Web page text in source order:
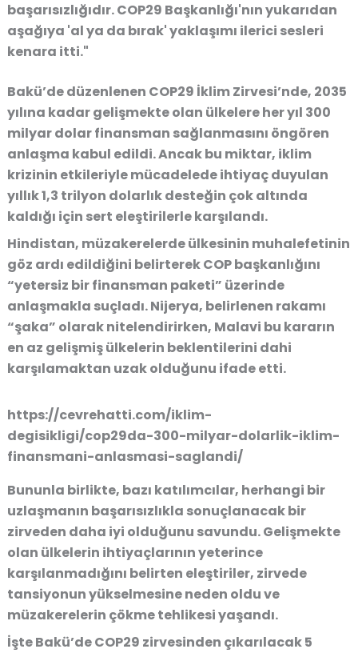
başarısızlığıdır. COP29 Başkanlığı'nın yukarıdan
aşağıya 'al ya da bırak' yaklaşımı ilerici sesleri
kenara itti."
Bakü’de düzenlenen COP29 İklim Zirvesi’nde, 2035
yılına kadar gelişmekte olan ülkelere her yıl 300
milyar dolar finansman sağlanmasını öngören
anlaşma kabul edildi. Ancak bu miktar, iklim
krizinin etkileriyle mücadelede ihtiyaç duyulan
yıllık 1,3 trilyon dolarlık desteğin çok altında
kaldığı için sert eleştirilerle karşılandı.
Hindistan, müzakerelerde ülkesinin muhalefetinin
göz ardı edildiğini belirterek COP başkanlığını
“yetersiz bir finansman paketi” üzerinde
anlaşmakla suçladı. Nijerya, belirlenen rakamı
“şaka” olarak nitelendirirken, Malavi bu kararın
en az gelişmiş ülkelerin beklentilerini dahi
karşılamaktan uzak olduğunu ifade etti.
https://cevrehatti.com/iklim-
degisikligi/cop29da-300-milyar-dolarlik-iklim-
finansmani-anlasmasi-saglandi/
Bununla birlikte, bazı katılımcılar, herhangi bir
uzlaşmanın başarısızlıkla sonuçlanacak bir
zirveden daha iyi olduğunu savundu. Gelişmekte
olan ülkelerin ihtiyaçlarının yeterince
karşılanmadığını belirten eleştiriler, zirvede
tansiyonun yükselmesine neden oldu ve
müzakerelerin çökme tehlikesi yaşandı.
İşte Bakü’de COP29 zirvesinden çıkarılacak 5